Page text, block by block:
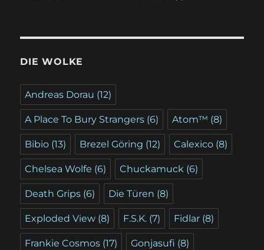
DIE WOLKE
Andreas Dorau (12)
A Place To Bury Strangers (6) Atom™ (8)
Bibio (13) Brezel Göring (12) Calexico (8)
Chelsea Wolfe (6) Chuckamuck (6)
Death Grips (6) Die Türen (8)
Exploded View (8) F.S.K. (7) Fidlar (8)
Frankie Cosmos (17) Gonjasufi (8)